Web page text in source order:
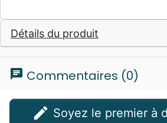
Détails du produit
chat Commentaires (0)
edit